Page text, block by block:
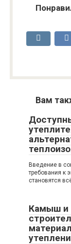
Вам
Введение в
требования к
становятся
Камыш и